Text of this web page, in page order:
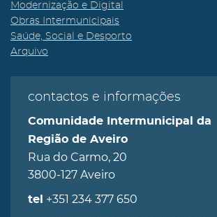
Modernização e Digital
Obras Intermunicipais
Saúde, Social e Desporto
Arquivo
contactos e informações
Comunidade Intermunicipal da
Região de Aveiro
Rua do Carmo, 20
3800-127 Aveiro
tel +351 234 377 650